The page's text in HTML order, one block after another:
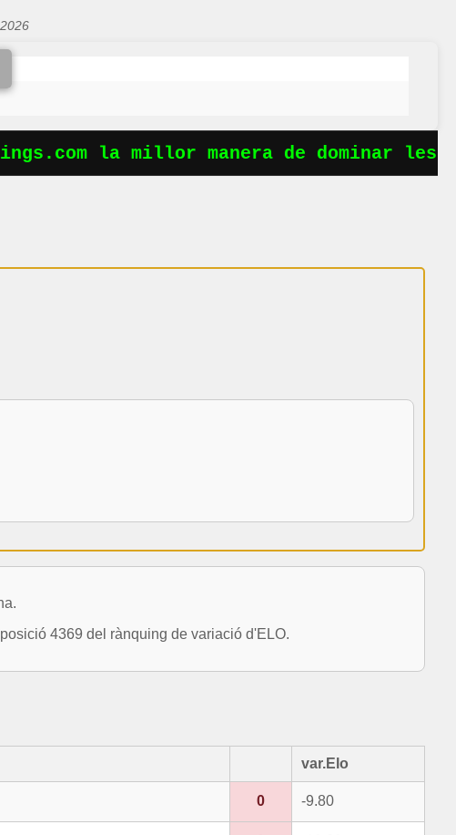
la millor manera de dominar les
4369 del rànquing de variació d'ELO.
var.Elo
0 -9.80